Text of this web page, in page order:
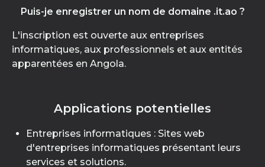
Puis-je enregistrer un nom de domaine .it.ao ?
L'inscription est ouverte aux entreprises
informatiques, aux professionnels et aux entités
apparentées en Angola.
Applications potentielles
Entreprises informatiques : Sites web
d'entreprises informatiques présentant leurs
services et solutions.